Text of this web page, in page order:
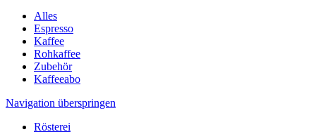
Alles
Espresso
Kaffee
Rohkaffee
Zubehör
Kaffeeabo
Navigation überspringen
Rösterei